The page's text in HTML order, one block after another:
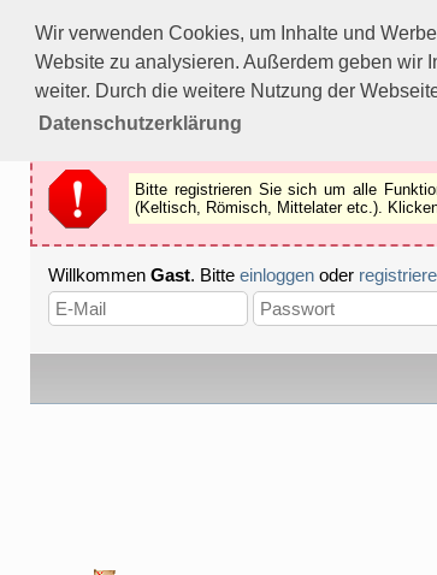
Wir verwenden Cookies, um Inhalte und
Website zu analysieren. Außerdem geben wir
weiter. Durch die weitere Nutzung der
Datenschutzerklärung
Bitte registrieren Sie sich um alle Funktionen
Als Gast können Sie z.B.keine Bilder
Registrieren
Bitte registrieren Sie sich um alle
(Keltisch, Römisch, Mittelater etc.).
Willkommen Gast. Bitte einloggen oder